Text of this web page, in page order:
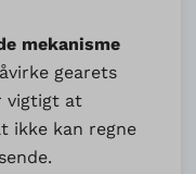
mekanisme
gearets
vigtigt at
ikke kan regne